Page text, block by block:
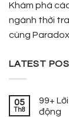
Khám phá
ngành thời
cùng Paradox.
LATEST
05
Th8
99+
động